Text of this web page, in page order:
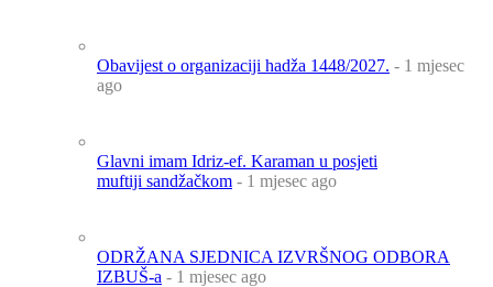
Obavijest o organizaciji hadža 1448/2027. - 1 mjesec
ago
Glavni imam Idriz-ef. Karaman u posjeti
muftiji sandžačkom - 1 mjesec ago
ODRŽANA SJEDNICA IZVRŠNOG ODBORA
IZBUŠ-a - 1 mjesec ago